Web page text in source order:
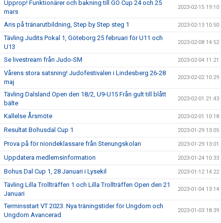
Upprop! Funktionärer och bakning till GO Cup 24 och 25
mars
2023-02-15 19:10
Aris på tränarutbildning, Step by Step steg 1 2023-02-13 10:50
Tävling Judits Pokal 1, Göteborg 25 februari för U11 och
U13
2023-02-08 14:52
Se livestream från Judo-SM 2023-02-04 11:21
Vårens stora satsning! Judofestivalen i Lindesberg 26-28
maj
2023-02-02 10:29
Tävling Dalsland Open den 18/2, U9-U15 Från gult till blått
bälte
2023-02-01 21:43
Kallelse Årsmöte 2023-02-01 10:18
Resultat Bohusdal Cup 1 2023-01-29 13:05
Prova på för niondeklassare från Stenungskolan 2023-01-29 13:01
Uppdatera medlemsinformation 2023-01-24 10:33
Bohus Dal Cup 1, 28 Januari i Lysekil 2023-01-12 14:22
Tävling Lilla Trollträffen 1 och Lilla Trollträffen Open den 21
Januari
2023-01-04 13:14
Terminsstart VT 2023. Nya träningstider för Ungdom och
Ungdom Avancerad
2023-01-03 18:39